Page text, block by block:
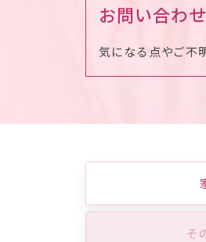
お問い合わせ
気になる点やご不
そ